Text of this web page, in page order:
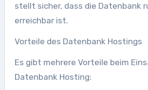
stellt sicher, dass die Datenbank
erreichbar ist.
Vorteile des Datenbank Hostings
Es gibt mehrere Vorteile beim
Datenbank Hosting: